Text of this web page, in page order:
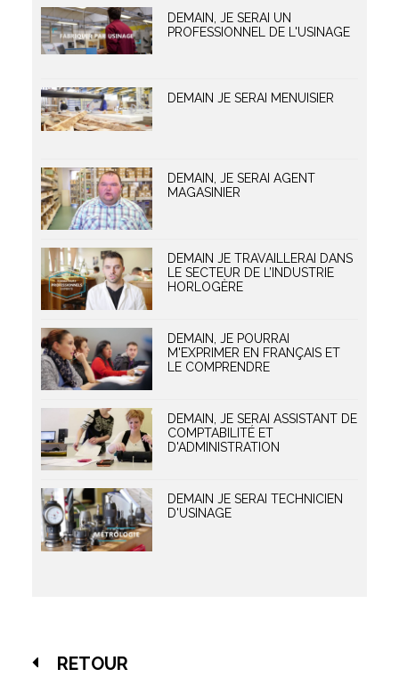
DEMAIN, JE SERAI UN
PROFESSIONNEL DE L'USINAGE
DEMAIN JE SERAI MENUISIER
DEMAIN, JE SERAI AGENT
MAGASINIER
DEMAIN JE TRAVAILLERAI DANS
LE SECTEUR DE L’INDUSTRIE
HORLOGÈRE
DEMAIN, JE POURRAI
M'EXPRIMER EN FRANÇAIS ET
LE COMPRENDRE
DEMAIN, JE SERAI ASSISTANT DE
COMPTABILITÉ ET
D'ADMINISTRATION
DEMAIN JE SERAI TECHNICIEN
D'USINAGE
RETOUR